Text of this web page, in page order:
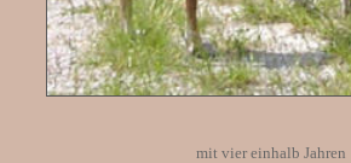
mit vier einhalb Jahren